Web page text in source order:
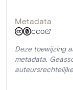
Metadata
CC0
Deze toewijzing
metadata.